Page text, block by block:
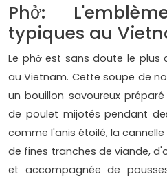
Phở:
typiques au
Le phở est sans doute le plus
au Vietnam. Cette soupe de
un bouillon savoureux
de poulet mijotés pendant
comme l'anis étoilé, la
de fines tranches de viande,
et accompagnée de